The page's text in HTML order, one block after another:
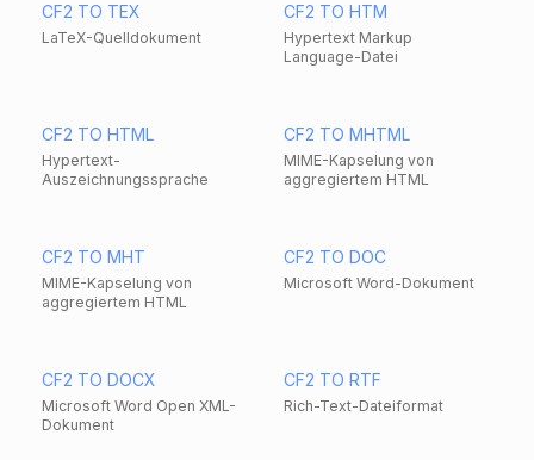
CF2 TO TEX
LaTeX-Quelldokument
CF2 TO HTM
Hypertext Markup
Language-Datei
CF2 TO HTML
Hypertext-
Auszeichnungssprache
CF2 TO MHTML
MIME-Kapselung von
aggregiertem HTML
CF2 TO MHT
MIME-Kapselung von
aggregiertem HTML
CF2 TO DOC
Microsoft Word-Dokument
CF2 TO DOCX
Microsoft Word Open XML-
Dokument
CF2 TO RTF
Rich-Text-Dateiformat